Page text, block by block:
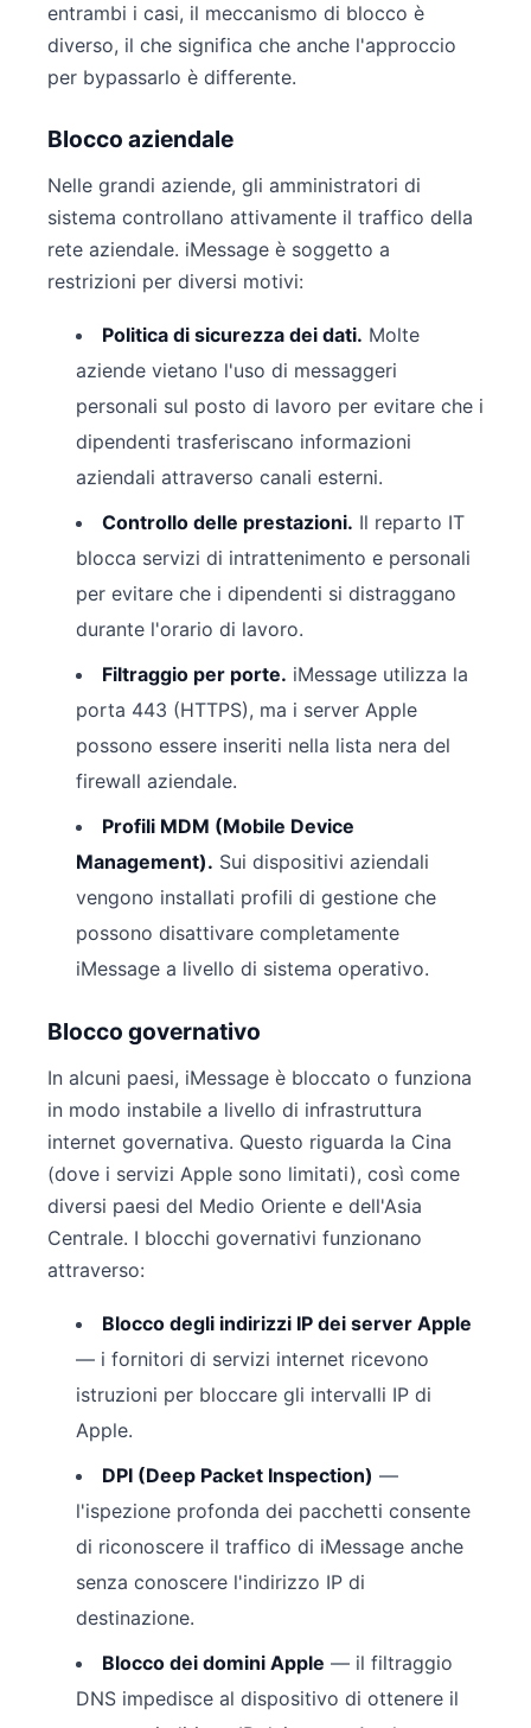
entrambi i casi, il meccanismo di blocco è
diverso, il che significa che anche l'approccio
per bypassarlo è differente.
Blocco aziendale
Nelle grandi aziende, gli amministratori di
sistema controllano attivamente il traffico della
rete aziendale. iMessage è soggetto a
restrizioni per diversi motivi:
Politica di sicurezza dei dati. Molte
aziende vietano l'uso di messaggeri
personali sul posto di lavoro per evitare che i
dipendenti trasferiscano informazioni
aziendali attraverso canali esterni.
Controllo delle prestazioni. Il reparto IT
blocca servizi di intrattenimento e personali
per evitare che i dipendenti si distraggano
durante l'orario di lavoro.
Filtraggio per porte. iMessage utilizza la
porta 443 (HTTPS), ma i server Apple
possono essere inseriti nella lista nera del
firewall aziendale.
Profili MDM (Mobile Device
Management). Sui dispositivi aziendali
vengono installati profili di gestione che
possono disattivare completamente
iMessage a livello di sistema operativo.
Blocco governativo
In alcuni paesi, iMessage è bloccato o funziona
in modo instabile a livello di infrastruttura
internet governativa. Questo riguarda la Cina
(dove i servizi Apple sono limitati), così come
diversi paesi del Medio Oriente e dell'Asia
Centrale. I blocchi governativi funzionano
attraverso:
Blocco degli indirizzi IP dei server Apple
— i fornitori di servizi internet ricevono
istruzioni per bloccare gli intervalli IP di
Apple.
DPI (Deep Packet Inspection) —
l'ispezione profonda dei pacchetti consente
di riconoscere il traffico di iMessage anche
senza conoscere l'indirizzo IP di
destinazione.
Blocco dei domini Apple — il filtraggio
DNS impedisce al dispositivo di ottenere il